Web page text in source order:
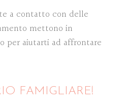
a contatto con delle
mettono in
per aiutarti ad affrontare
FAMIGLIARE!